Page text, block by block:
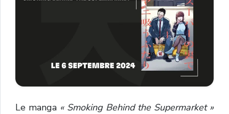
Le manga « Smoking Behind the Supermarket »